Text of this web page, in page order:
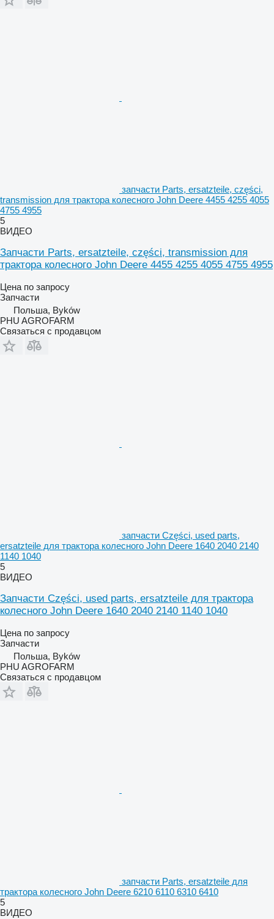
запчасти Parts, ersatzteile, części,
transmission для трактора колесного John Deere 4455 4255 4055
4755 4955
5
ВИДЕО
Запчасти Parts, ersatzteile, części, transmission для
трактора колесного John Deere 4455 4255 4055 4755 4955
Цена по запросу
Запчасти
Польша, Byków
PHU AGROFARM
Связаться с продавцом
запчасти Części, used parts,
ersatzteile для трактора колесного John Deere 1640 2040 2140
1140 1040
5
ВИДЕО
Запчасти Części, used parts, ersatzteile для трактора
колесного John Deere 1640 2040 2140 1140 1040
Цена по запросу
Запчасти
Польша, Byków
PHU AGROFARM
Связаться с продавцом
запчасти Parts, ersatzteile для
трактора колесного John Deere 6210 6110 6310 6410
5
ВИДЕО